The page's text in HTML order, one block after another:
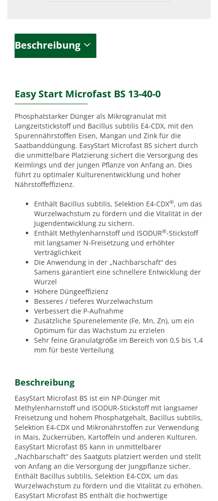
Beschreibung
Easy Start Microfast BS 13-40-0
Phosphatstarker Dünger als Mikrogranulat mit
Langzeitstickstoff und Bacillus subtilis E4-CDX, mit den
Spurennährstoffen Eisen, Mangan und Zink für die
Saatbanddüngung. EasyStart Microfast BS sichert durch
die unmittelbare Platzierung sichert die Versorgung des
Keimlings und der jungen Pflanze von Anfang an. Dies
führt zu optimaler Kulturenentwicklung und hoher
Nährstoffeffizienz.
Enthält Bacillus subtilis, Selektion E4-CDX®, um das
Wurzelwachstum zu fördern und die Vitalität in der
Jugendentwicklung zu sichern.
Enthält Methylenharnstoff und ISODUR®-Stickstoff
mit langsamer N-Freisetzung und erhöhter
Verträglichkeit
Die Anwendung in der „Nachbarschaft“ des
Samens garantiert eine schnellere Entwicklung der
Wurzel
Höhere Düngeeffizienz
Besseres / tieferes Wurzelwachstum
Verbessert die P-Aufnahme
Zusätzliche Spurenelemente (Fe, Mn, Zn), um ein
Optimum für das Wachstum zu erzielen
Sehr feine Granulatgröße im Bereich von 0,5 bis 1,4
mm für beste Verteilung
Beschreibung
EasyStart Microfast BS ist ein NP-Dünger mit
Methylenharnstoff und ISODUR-Stickstoff mit langsamer
Freisetzung und hohem Phosphatgehalt, Bacillus subtilis,
Selektion E4-CDX und Mikronährstoffen zur Verwendung
in Mais, Zuckerrüben, Kartoffeln und anderen Kulturen.
EasyStart Microfast BS kann in unmittelbarer
„Nachbarschaft“ des Saatguts platziert werden und stellt
von Anfang an die Versorgung der Jungpflanze sicher.
Enthält Bacillus subtilis, Selektion E4-CDX, um das
Wurzelwachstum zu fördern und die Vitalität zu erhöhen.
EasyStart Microfast BS enthält die hochwertige